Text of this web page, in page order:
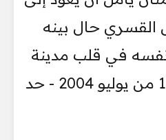
القسري حال بينه
في قلب مدينة
(كسمايو) ظهيرة 15 من يوليو 2004 - حد